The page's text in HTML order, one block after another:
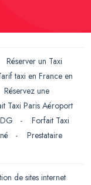
Réserver un Taxi
taxi en France en
Réservez une
Taxi Paris Aéroport
- Forfait Taxi
- Prestataire
de sites internet